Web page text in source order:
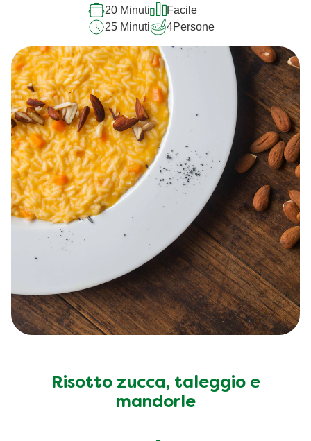
20 Minuti
Facile
25 Minuti
4Persone
Risotto zucca, taleggio e
mandorle